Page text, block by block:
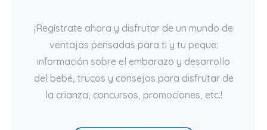
¡Regístrate ahora y disfrutar de un mundo de
ventajas pensadas para ti y tu peque:
información sobre el embarazo y desarrollo
del bebé, trucos y consejos para disfrutar de
la crianza, concursos, promociones, etc.!